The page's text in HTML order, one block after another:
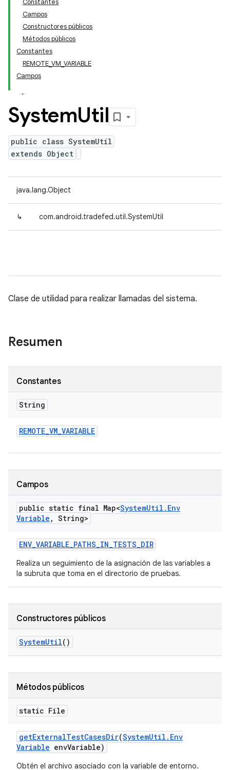
Constantes
Campos
Constructores públicos
Métodos públicos
Constantes
REMOTE_VM_VARIABLE
Campos
SystemUtil
public class SystemUtil
extends Object
java.lang.Object
↳ com.android.tradefed.util.SystemUtil
Clase de utilidad para realizar llamadas del sistema.
Resumen
Constantes
String
REMOTE_VM_VARIABLE
Campos
public static final Map<SystemUtil . Env
Variable , String>
ENV_VARIABLE_PATHS_IN_TESTS_DIR
Realiza un seguimiento de la asignación de las variables a
la subruta que toma en el directorio de pruebas.
Constructores públicos
SystemUtil()
Métodos públicos
static File
getExternalTestCasesDir(SystemUtil . Env
Variable envVariable)
Obtén el archivo asociado con la variable de entorno.